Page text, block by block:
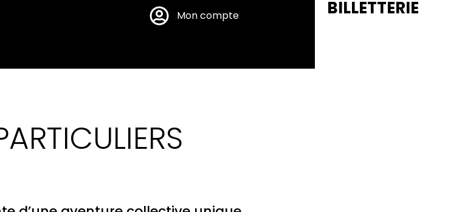
Mon compte BILLETTERIE